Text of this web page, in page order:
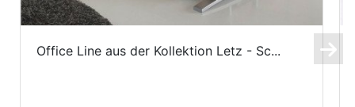
Office Line aus der Kollektion Letz - Sc...